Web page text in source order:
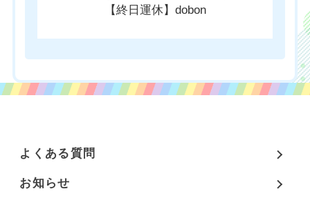
【終日運休】dobon
よくある質問
お知らせ